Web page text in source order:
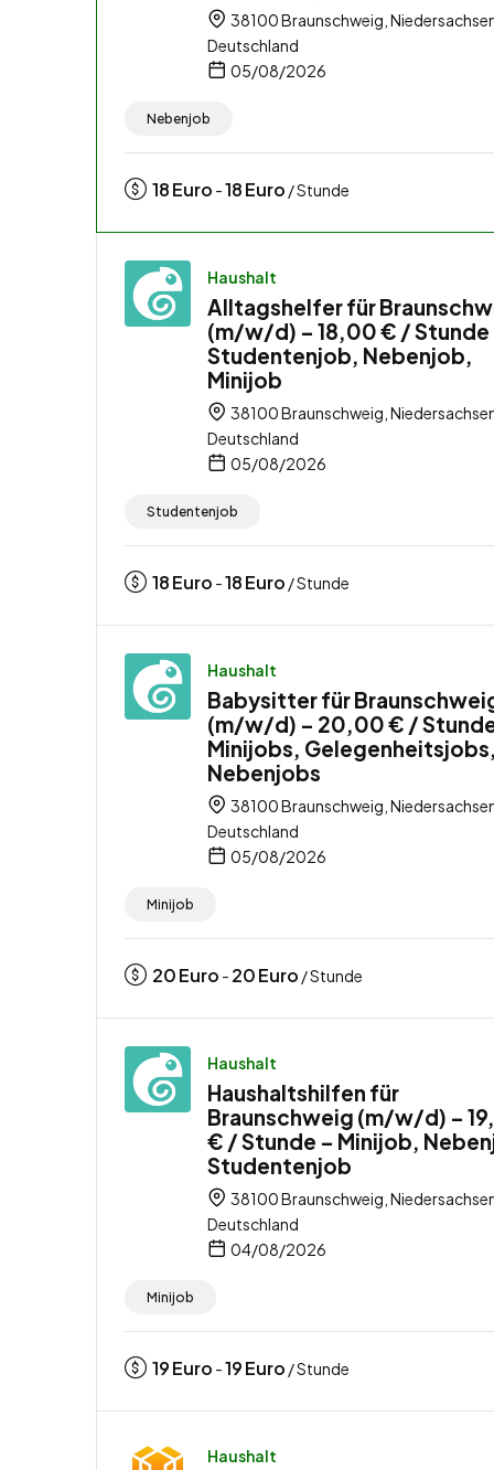
38100 Braunschweig,
Deutschland
05/08/2026
Nebenjob
18Euro -18Euro / Stunde
Haushalt
Alltagshelfer für
(m/w/d) – 18,00 € / Stunde
Studentenjob, Nebenjob,
Minijob
38100 Braunschweig,
Deutschland
05/08/2026
Studentenjob
18Euro -18Euro / Stunde
Haushalt
Babysitter für
(m/w/d) – 20,00 € /
Minijobs, Gelegenheitsjobs,
Nebenjobs
38100 Braunschweig,
Deutschland
05/08/2026
Minijob
20Euro - 20Euro / Stunde
Haushalt
Haushaltshilfen für
Braunschweig (m/w/d) –
€ / Stunde – Minijob,
Studentenjob
38100 Braunschweig,
Deutschland
04/08/2026
Minijob
19Euro -19Euro / Stunde
Haushalt